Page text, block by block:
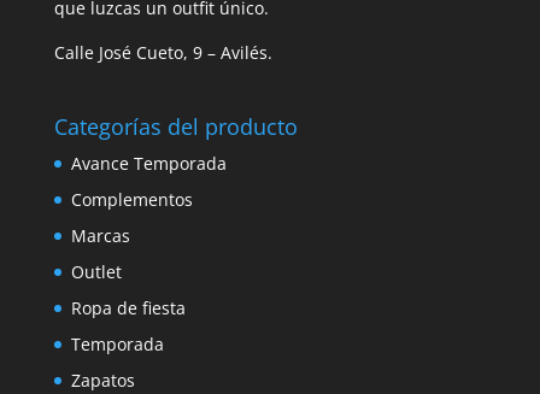
que luzcas un outfit único.
Calle José Cueto, 9 – Avilés.
Categorías del producto
Avance Temporada
Complementos
Marcas
Outlet
Ropa de fiesta
Temporada
Zapatos